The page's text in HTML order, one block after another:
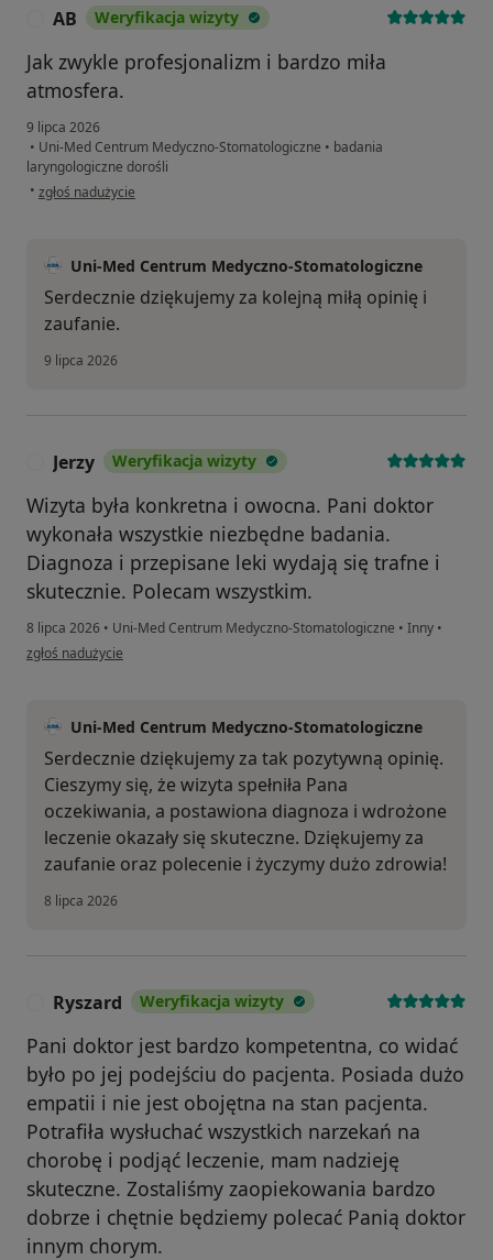
AB Weryfikacja wizyty
Jak zwykle profesjonalizm i bardzo miła
atmosfera.
9 lipca 2026
• Uni-Med Centrum Medyczno-Stomatologiczne • badania
laryngologiczne dorośli
• w opinii użytkownika AB
zgłoś nadużycie
Uni-Med Centrum Medyczno-Stomatologiczne
Serdecznie dziękujemy za kolejną miłą opinię i
zaufanie.
9 lipca 2026
Jerzy Weryfikacja wizyty
Wizyta była konkretna i owocna. Pani doktor
wykonała wszystkie niezbędne badania.
Diagnoza i przepisane leki wydają się trafne i
skutecznie. Polecam wszystkim.
8 lipca 2026 • Uni-Med Centrum Medyczno-Stomatologiczne • Inny •
w opinii użytkownika Jerzy
zgłoś nadużycie
Uni-Med Centrum Medyczno-Stomatologiczne
Serdecznie dziękujemy za tak pozytywną opinię.
Cieszymy się, że wizyta spełniła Pana
oczekiwania, a postawiona diagnoza i wdrożone
leczenie okazały się skuteczne. Dziękujemy za
zaufanie oraz polecenie i życzymy dużo zdrowia!
8 lipca 2026
Ryszard Weryfikacja wizyty
Pani doktor jest bardzo kompetentna, co widać
było po jej podejściu do pacjenta. Posiada dużo
empatii i nie jest obojętna na stan pacjenta.
Potrafiła wysłuchać wszystkich narzekań na
chorobę i podjąć leczenie, mam nadzieję
skuteczne. Zostaliśmy zaopiekowania bardzo
dobrze i chętnie będziemy polecać Panią doktor
innym chorym.